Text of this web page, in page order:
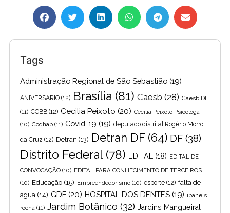
Tags
Administração Regional de São Sebastião (19)
ANIVERSARIO (12) Brasília (81) Caesb (28) Caesb DF
(11) CCBB (12) Cecilia Peixoto (20) Cecília Peixoto Psicóloga
(10) Codhab (11) Covid-19 (19) deputado distrital Rogério Morro
da Cruz (12) Detran (13) Detran DF(64) DF (38)
Distrito Federal(78) EDITAL (18) EDITAL DE
CONVOCAÇÃO (10) EDITAL PARA CONHECIMENTO DE TERCEIROS
(10) Educação (15) Empreendedorismo (10) esporte (12) falta de
agua (14) GDF (20) HOSPITAL DOS DENTES (19) ibaneis
rocha (11) Jardim Botânico (32) Jardins Mangueiral